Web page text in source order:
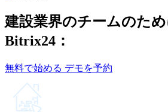
建設業界のチームのた
Bitrix24：
無料で始める デモを予約